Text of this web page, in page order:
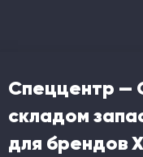
Спеццентр —
складом
для брендов